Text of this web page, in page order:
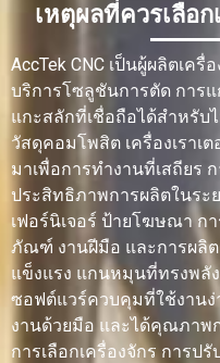
ไม้ แผ่นบ
แผ่นขน
ใหญ่ แล
วัสดุทั่วไป
ใช้ได้กับวั
ไม้, MDF,
ไม้อัด, อะ
ลิก, พลาส
โฟม, ยาง
และวัสดุผ
เหตุผลที่ควรเลือก
AccTek CNC เป็นผู้ผลิตเครื่
บริการโซลูชันการตัด การแ
แกะสลักที่เชื่อถือได้สำหรับ
วัสดุคอมโพสิต เครื่องเราเ
มาเพื่อการทำงานที่เสถียร
ประสิทธิภาพการผลิตในระ
เฟอร์นิเจอร์ ป้ายโฆษณา ก
ภัณฑ์ งานฝีมือ และการผลิต
แข็งแรง แกนหมุนที่ทรงพลั
ซอฟต์แวร์ควบคุมที่ใช้งานง่
งานด้วยมือ และได้คุณภาพ
การเลือกเครื่องจักร การป